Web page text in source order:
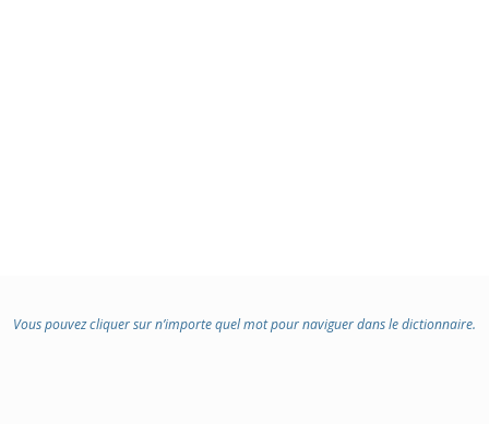
Vous pouvez cliquer sur n’importe quel mot pour naviguer dans le dictionnaire.